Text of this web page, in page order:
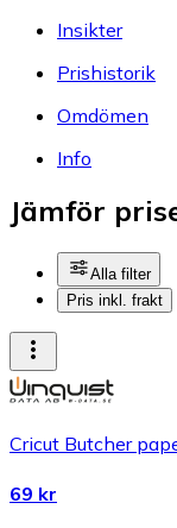
Insikter
Prishistorik
Omdömen
Info
Jämför
Alla filter
Pris inkl. frakt
Cricut Butcher
69 kr